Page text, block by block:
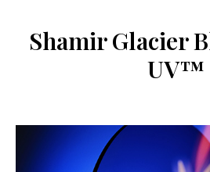
Shamir Glacier
UV™